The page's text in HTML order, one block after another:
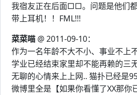
我宿友正在后面□□。问题是他们
带上耳机！！FML!!!
菜菜喵 @ 2011-09-10：
作为一名年龄不大不小、事业不上
学业已经结束家里却不能再赖的三
无聊的心情来上上网.. 猫扑已经是
微博里全是【如果你看懂了XX那你